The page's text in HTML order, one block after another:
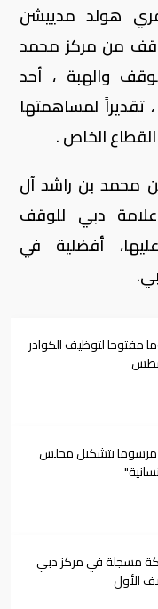
هولد مدييشن
من مركز محمد
والهبة ، أحد
تقديراً لمساهمتها
الخاص .
محمد بن راشد آل
دبي للوقف
أفضلية في
مفتوحا لتوظيف الكوادر
مرسوما بتشكيل مجلس
شركة مسجلة في مركز دبي
الأول